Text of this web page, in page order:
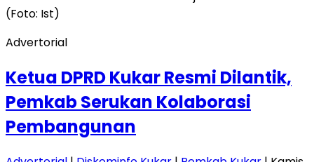
Advertorial
Ketua DPRD Kukar Resmi Dilantik,
Pemkab Serukan Kolaborasi
Pembangunan